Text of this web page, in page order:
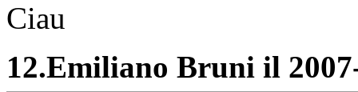
Ciau
12.Emiliano Bruni il